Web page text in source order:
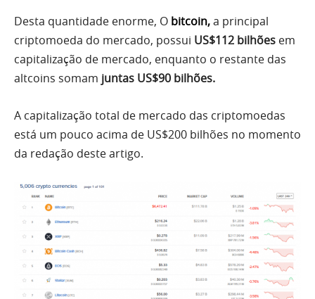
Desta quantidade enorme, O bitcoin,a principal
criptomoeda do mercado, possui US$112 bilhões em
capitalização de mercado, enquanto o restante das
altcoins somam juntas US$90 bilhões.
A capitalização total de mercado das criptomoedas
está um pouco acima de US$200 bilhões no momento
da redação deste artigo.